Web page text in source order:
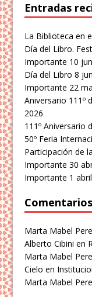
Entradas
La Biblioteca en
Día del Libro.
Importante 10
Día del Libro 8
Importante 22
Aniversario 111º
2026
111º Aniversario
50º Feria
Participación de
Importante 30
Importante 1
Marta Mabel
Alberto Cibini en
Marta Mabel
Cielo en
Marta Mabel